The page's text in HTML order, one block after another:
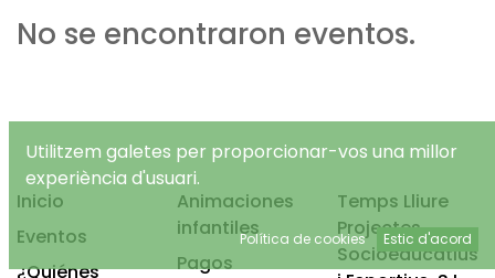
No se encontraron eventos.
Inicio
Eventos
¿Quiénes
Animaciones
infantiles
Pagos
Temps Lliure
Projectes
Socioeducatius
Utilitzem galetes per proporcionar-vos una millor
experiència d'usuari.
Política de cookies Estic d'acord